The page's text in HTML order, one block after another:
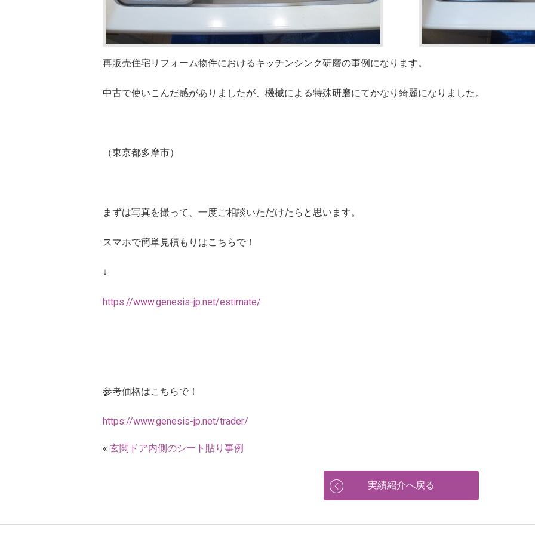
再販売住宅リフォーム物件におけるキッチンシンク研磨の事例になります。
中古で使いこんだ感がありましたが、機械による特殊研磨にてかなり綺麗になりました。
（東京都多摩市）
まずは写真を撮って、一度ご相談いただけたらと思います。
スマホで簡単見積もりはこちらで！
↓
https://www.genesis-jp.net/estimate/
参考価格はこちらで！
https://www.genesis-jp.net/trader/
« 玄関ドア内側のシート貼り事例
実績紹介へ戻る